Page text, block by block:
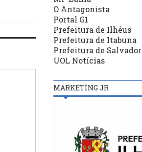
O Antagonista
Portal G1
Prefeitura de Ilhéus
Prefeitura de Itabuna
Prefeitura de Salvador
UOL Notícias
MARKETING JR